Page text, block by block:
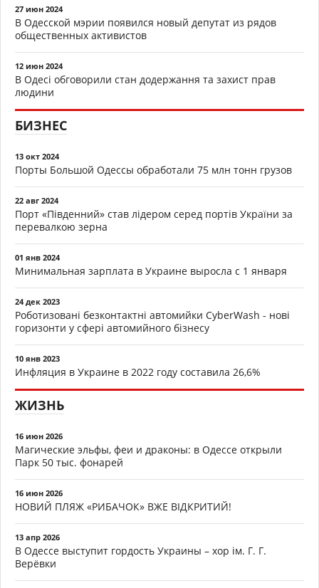
27 июн 2024
В Одесской мэрии появился новый депутат из рядов
общественных активистов
12 июн 2024
В Одесі обговорили стан додержання та захист прав
людини
БИЗНЕС
13 окт 2024
Порты Большой Одессы обработали 75 млн тонн грузов
22 авг 2024
Порт «Південний» став лідером серед портів України за
перевалкою зерна
01 янв 2024
Минимальная зарплата в Украине выросла с 1 января
24 дек 2023
Роботизовані безконтактні автомийки CyberWash - нові
горизонти у сфері автомийного бізнесу
10 янв 2023
Инфляция в Украине в 2022 году составила 26,6%
ЖИЗНЬ
16 июн 2026
Магические эльфы, феи и драконы: в Одессе открыли
Парк 50 тыс. фонарей
16 июн 2026
НОВИЙ ПЛЯЖ «РИБАЧОК» ВЖЕ ВІДКРИТИЙ!
13 апр 2026
В Одессе выступит гордость Украины – хор ім. Г. Г.
Верёвки